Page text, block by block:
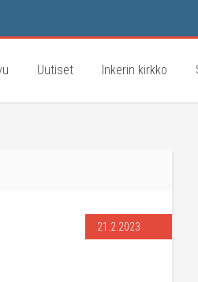
Uutiset Inkerin kirkko
21.2.2023